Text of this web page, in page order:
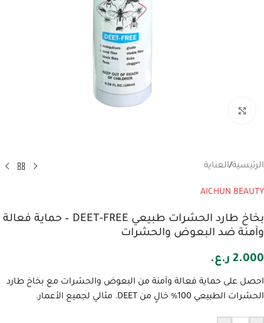
الرئيسية/العناية
AICHUN BEAUTY
بخاخ طارد الحشرات طبيعي DEET-FREE – حماية فعالة
وآمنة ضد البعوض والحشرات
2.000 ر.ع.
احصل على حماية فعالة وآمنة من البعوض والحشرات مع بخاخ طارد
الحشرات الطبيعي 100% خالٍ من DEET. مثالي لجميع الأعمار.